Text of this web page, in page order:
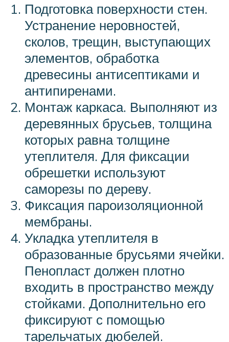
Подготовка поверхности стен.
Устранение неровностей,
сколов, трещин, выступающих
элементов, обработка
древесины антисептиками и
антипиренами.
Монтаж каркаса. Выполняют из
деревянных брусьев, толщина
которых равна толщине
утеплителя. Для фиксации
обрешетки используют
саморезы по дереву.
Фиксация пароизоляционной
мембраны.
Укладка утеплителя в
образованные брусьями ячейки.
Пенопласт должен плотно
входить в пространство между
стойками. Дополнительно его
фиксируют с помощью
тарельчатых дюбелей.